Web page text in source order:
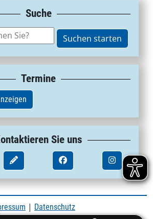
Suche
Termine
Sie uns
| Datenschutz